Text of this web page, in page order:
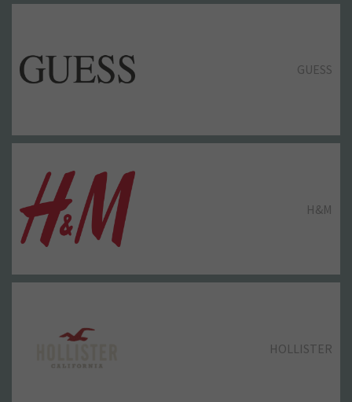
GUESS
H&M
HOLLISTER